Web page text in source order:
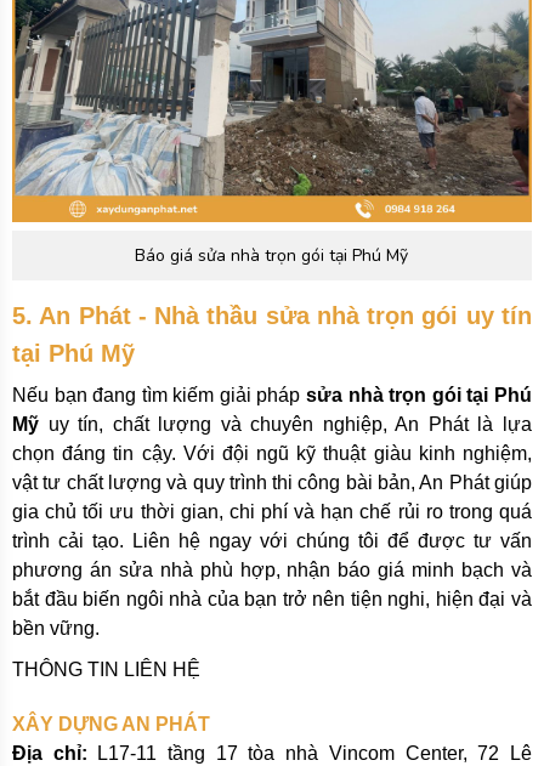
Báo giá sửa nhà trọn gói tại Phú Mỹ
5. An Phát - Nhà thầu sửa nhà trọn gói uy tín
tại Phú Mỹ
Nếu bạn đang tìm kiếm giải pháp sửa nhà trọn gói tại Phú
Mỹ uy tín, chất lượng và chuyên nghiệp, An Phát là lựa
chọn đáng tin cậy. Với đội ngũ kỹ thuật giàu kinh nghiệm,
vật tư chất lượng và quy trình thi công bài bản, An Phát giúp
gia chủ tối ưu thời gian, chi phí và hạn chế rủi ro trong quá
trình cải tạo. Liên hệ ngay với chúng tôi để được tư vấn
phương án sửa nhà phù hợp, nhận báo giá minh bạch và
bắt đầu biến ngôi nhà của bạn trở nên tiện nghi, hiện đại và
bền vững.
THÔNG TIN LIÊN HỆ
XÂY DỰNG AN PHÁT
Địa chỉ: L17-11 tầng 17 tòa nhà Vincom Center, 72 Lê